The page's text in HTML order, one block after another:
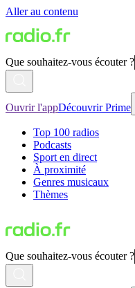
Aller au contenu
Que souhaitez-vous écouter ?
Ouvrir l'appDécouvrir Prime
Top 100 radios
Podcasts
Sport en direct
À proximité
Genres musicaux
Thèmes
Que souhaitez-vous écouter ?